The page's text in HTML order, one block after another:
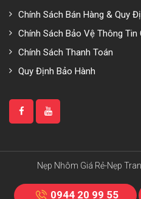
Chính Sách Bán Hàng & Quy
Chính Sách Bảo Vệ Thông Tin
Chính Sách Thanh Toán
Quy Định Bảo Hành
Nẹp Nhôm Giá Rẻ-Nẹp
0944 20 99 55